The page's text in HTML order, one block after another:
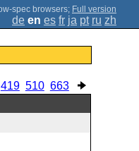
; Full version
de en es fr ja pt ru zh
419 510 663